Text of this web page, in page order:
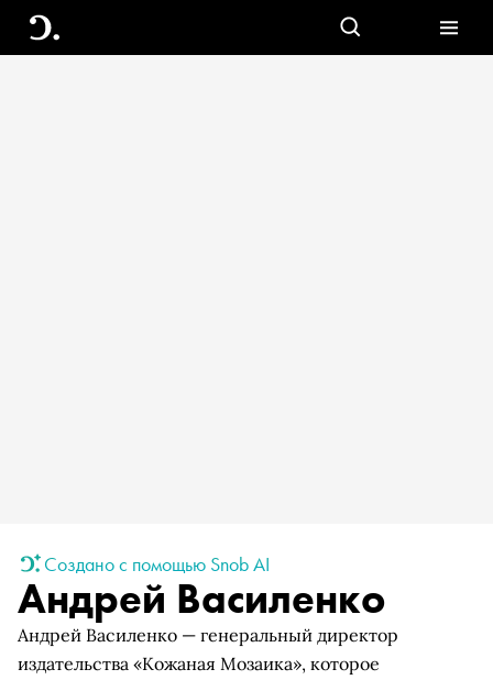
Создано с помощью Snob AI
Андрей Василенко
Андрей Василенко — генеральный директор
издательства «Кожаная Мозаика», которое